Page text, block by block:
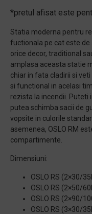
*pretul afisat este
Statia moderna pentru
fuctionala pe cat este
orice decor, traditional
amplasa aceasta statie
chiar in fata cladirii si
si functional in acelasi
rezista la incendii. Puteti
putea schimba sacii de
vopsite in culorile
asemenea, OSLO RM
compartimente.
Dimensiuni:
OSLO RS (2×30/
OSLO RS (2×50/
OSLO RS (2×90/
OSLO RS (3×30/